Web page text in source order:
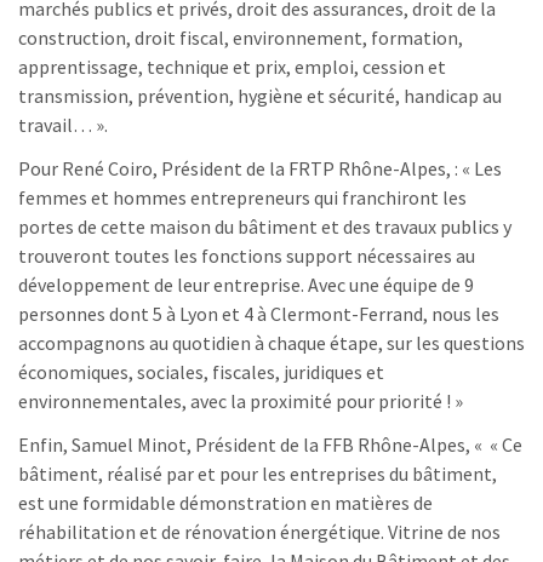
marchés publics et privés, droit des assurances, droit de la
construction, droit fiscal, environnement, formation,
apprentissage, technique et prix, emploi, cession et
transmission, prévention, hygiène et sécurité, handicap au
travail… ».
Pour René Coiro, Président de la FRTP Rhône-Alpes, : « Les
femmes et hommes entrepreneurs qui franchiront les
portes de cette maison du bâtiment et des travaux publics y
trouveront toutes les fonctions support nécessaires au
développement de leur entreprise. Avec une équipe de 9
personnes dont 5 à Lyon et 4 à Clermont-Ferrand, nous les
accompagnons au quotidien à chaque étape, sur les questions
économiques, sociales, fiscales, juridiques et
environnementales, avec la proximité pour priorité ! »
Enfin, Samuel Minot, Président de la FFB Rhône-Alpes, « « Ce
bâtiment, réalisé par et pour les entreprises du bâtiment,
est une formidable démonstration en matières de
réhabilitation et de rénovation énergétique. Vitrine de nos